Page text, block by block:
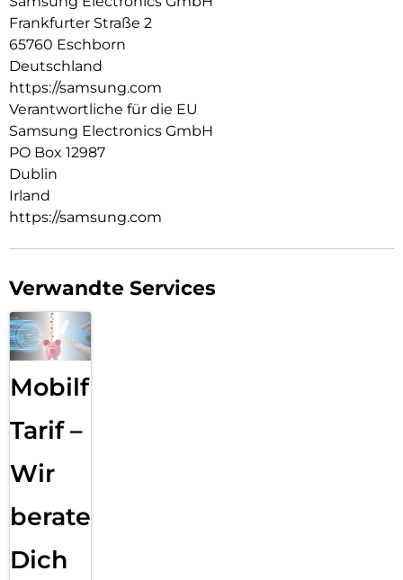
Frankfurter Straße 2
65760 Eschborn
Deutschland
https://samsung.com
Verantwortliche für die EU
Samsung Electronics GmbH
PO Box 12987
Dublin
Irland
https://samsung.com
Verwandte Services
Mobilfunk
Tarif –
Wir
beraten
Dich